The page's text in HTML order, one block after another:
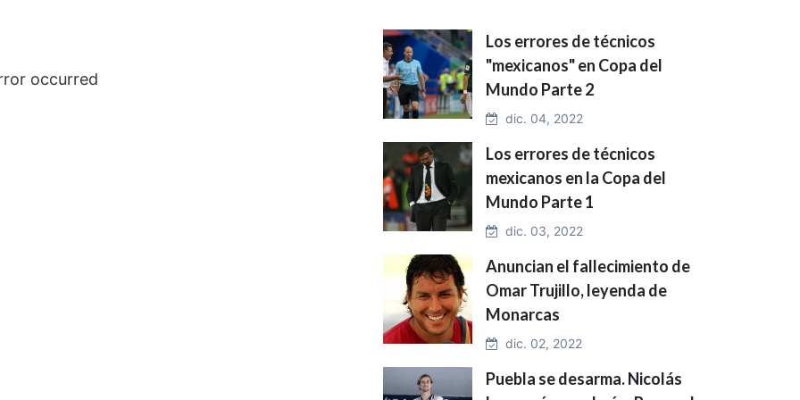
occurred
Los errores de técnicos
"mexicanos" en Copa del
Mundo Parte 2
dic. 04, 2022
Los errores de técnicos
mexicanos en la Copa del
Mundo Parte 1
dic. 03, 2022
Anuncian el fallecimiento de
Omar Trujillo, leyenda de
Monarcas
dic. 02, 2022
Puebla se desarma. Nicolás